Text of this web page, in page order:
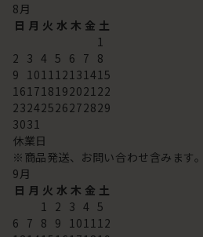
8月
日 月 火 水 木 金 土
1
2 3 4 5 6 7 8
9 101112131415
16171819202122
23242526272829
3031
休業日
※商品発送、お問い合わせ含みます。
9月
日 月 火 水 木 金 土
1 2 3 4 5
6 7 8 9 101112